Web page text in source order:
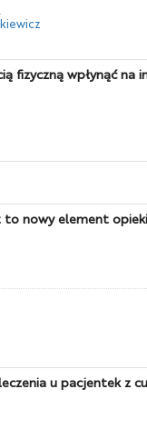
fizyczną wpłynąć na
to nowy element
u pacjentek z